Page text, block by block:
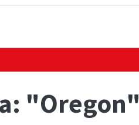
"Oregon"